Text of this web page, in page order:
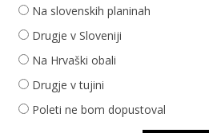
Na slovenskih planinah
Drugje v Sloveniji
Na Hrvaški obali
Drugje v tujini
Poleti ne bom dopustoval